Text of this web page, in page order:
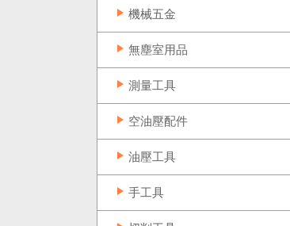
機械五金
無塵室用品
測量工具
空油壓配件
油壓工具
手工具